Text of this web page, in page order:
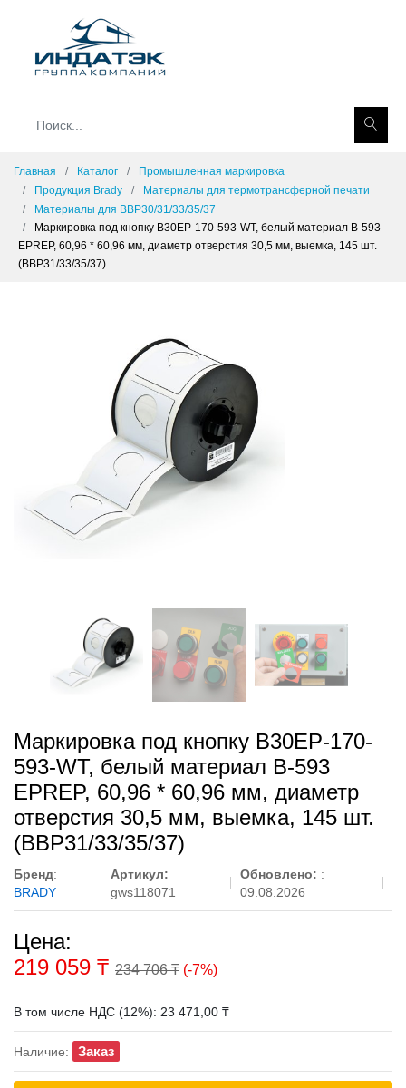
Главная Каталог
Промышленная маркировка
Продукция Brady
Материалы для термотрансферной печати
Материалы для BBP30/31/33/35/37
Маркировка под кнопку B30EP-170-593-WT, белый материал B-593
EPREP, 60,96 * 60,96 мм, диаметр отверстия 30,5 мм, выемка, 145 шт.
(BBP31/33/35/37)
Маркировка под кнопку B30EP-170-
593-WT, белый материал B-593
EPREP, 60,96 * 60,96 мм, диаметр
отверстия 30,5 мм, выемка, 145 шт.
(BBP31/33/35/37)
Бренд:
BRADY
Артикул:
gws118071
Обновлено: :
09.08.2026
Цена:
219 059 ₸ 234 706 ₸ (-7%)
В том числе НДС (12%): 23 471,00 ₸
Наличие: Заказ